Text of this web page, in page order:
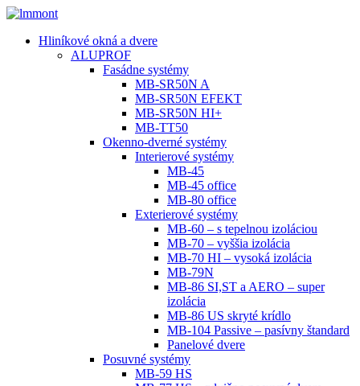
Hliníkové okná a dvere
ALUPROF
Fasádne systémy
MB-SR50N A
MB-SR50N EFEKT
MB-SR50N HI+
MB-TT50
Okenno-dverné systémy
Interierové systémy
MB-45
MB-45 office
MB-80 office
Exterierové systémy
MB-60 – s tepelnou izoláciou
MB-70 – vyššia izolácia
MB-70 HI – vysoká izolácia
MB-79N
MB-86 SI,ST a AERO – super
izolácia
MB-86 US skryté krídlo
MB-104 Passive – pasívny štandard
Panelové dvere
Posuvné systémy
MB-59 HS